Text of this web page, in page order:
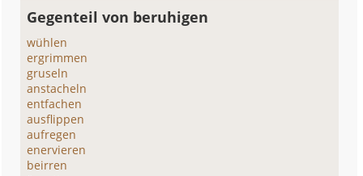
Gegenteil von beruhigen
wühlen
ergrimmen
gruseln
anstacheln
entfachen
ausflippen
aufregen
enervieren
beirren